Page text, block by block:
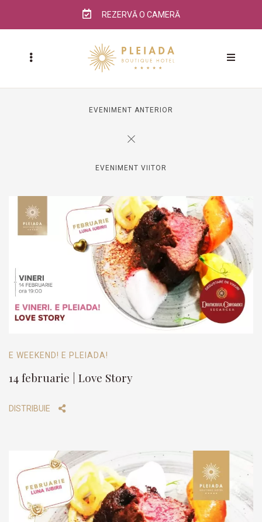
REZERVĂ O CAMERĂ
EVENIMENT ANTERIOR
EVENIMENT VIITOR
E WEEKEND! E PLEIADA!
14 februarie | Love Story
DISTRIBUIE